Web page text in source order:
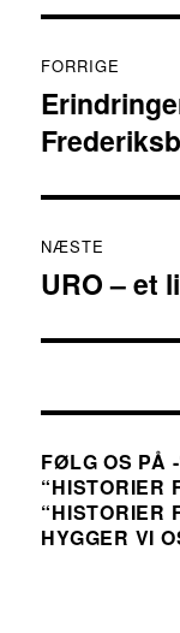
FORRIGE
Forrige
indlæg:
NÆSTE
Næste
URO – et
FØLG OS PÅ
“HISTORIER
“HISTORIER
HYGGER VI